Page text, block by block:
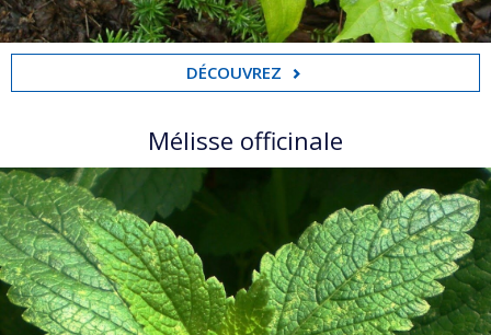
DÉCOUVREZ
Mélisse officinale